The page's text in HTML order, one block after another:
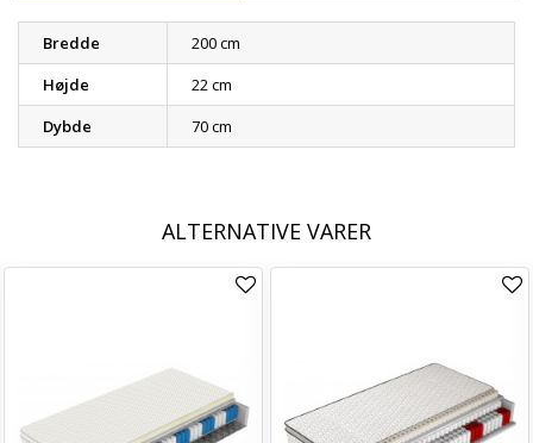
Bredde
200 cm
Højde
22 cm
Dybde
70 cm
ALTERNATIVE VARER